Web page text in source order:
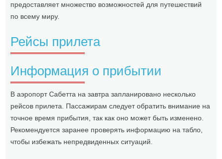
предоставляет множество возможностей для путешествий
по всему миру.
Рейсы прилета
Информация о прибытии
В аэропорт Сабетта на завтра запланировано несколько
рейсов прилета. Пассажирам следует обратить внимание на
точное время прибытия, так как оно может быть изменено.
Рекомендуется заранее проверять информацию на табло,
чтобы избежать непредвиденных ситуаций.